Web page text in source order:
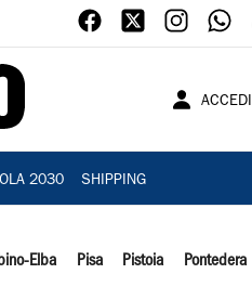
ACCEDI
2030 SHIPPING
Elba Pisa Pistoia Pontedera